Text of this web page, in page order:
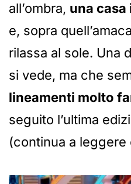
all’ombra, una casa
e, sopra
rilassa al sole. Una
si vede, ma che
lineamenti molto
seguito l’ultima
(continua a leggere